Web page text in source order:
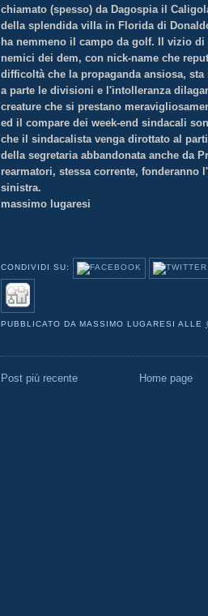
chiamato (spesso) da Dagospia il
della splendida villa in Florida di
ha nemmeno il campo da golf. Il vizio di
nemici dei dem, con nick-name che
difficoltà che la propaganda ansiosa,
a parte le divisioni e l'intolleranza
creature che si prestano
ed il compare dei week-end sindacali
che il sindacalista venga dirottato al
della segretaria abbandonata anche da
rearmatori, stessa corrente, fonderanno
sinistra.
massimo lugaresi
CONDIVIDI SU:
PUBBLICATO DA MASSIMO LUGARESI ALLE
Post più recente Home page